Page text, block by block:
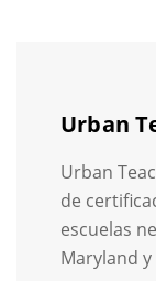
Urban
Urban
de
escuelas
Maryland